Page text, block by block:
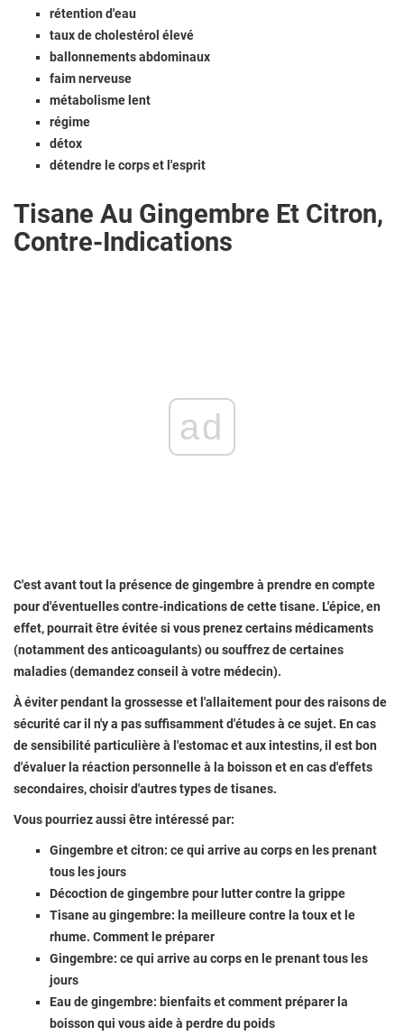
rétention d'eau
taux de cholestérol élevé
ballonnements abdominaux
faim nerveuse
métabolisme lent
régime
détox
détendre le corps et l'esprit
Tisane Au Gingembre Et Citron,
Contre-Indications
ad
C'est avant tout la présence de gingembre à prendre en compte
pour d'éventuelles contre-indications de cette tisane. L'épice, en
effet, pourrait être évitée si vous prenez certains médicaments
(notamment des anticoagulants) ou souffrez de certaines
maladies (demandez conseil à votre médecin).
À éviter pendant la grossesse et l'allaitement pour des raisons de
sécurité car il n'y a pas suffisamment d'études à ce sujet. En cas
de sensibilité particulière à l'estomac et aux intestins, il est bon
d'évaluer la réaction personnelle à la boisson et en cas d'effets
secondaires, choisir d'autres types de tisanes.
Vous pourriez aussi être intéressé par:
Gingembre et citron: ce qui arrive au corps en les prenant
tous les jours
Décoction de gingembre pour lutter contre la grippe
Tisane au gingembre: la meilleure contre la toux et le
rhume. Comment le préparer
Gingembre: ce qui arrive au corps en le prenant tous les
jours
Eau de gingembre: bienfaits et comment préparer la
boisson qui vous aide à perdre du poids